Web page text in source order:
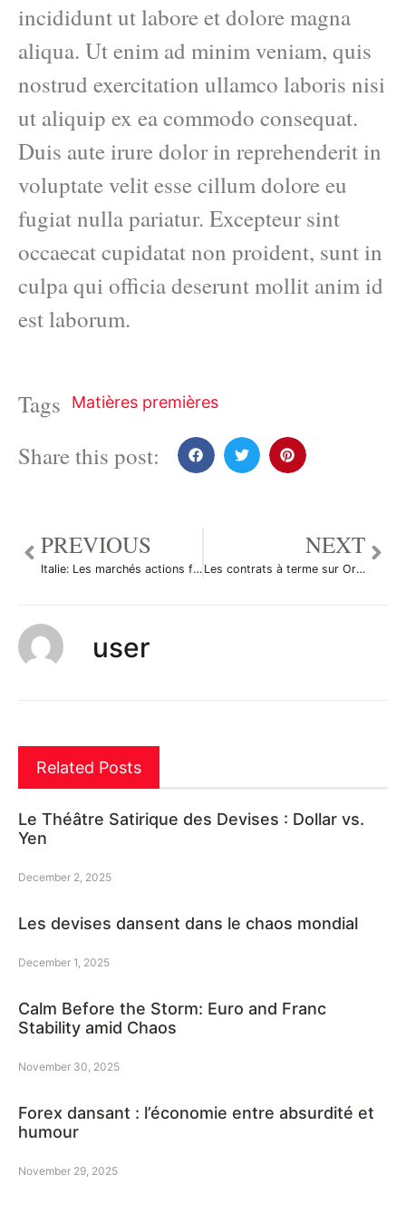
incididunt ut labore et dolore magna
aliqua. Ut enim ad minim veniam, quis
nostrud exercitation ullamco laboris nisi
ut aliquip ex ea commodo consequat.
Duis aute irure dolor in reprehenderit in
voluptate velit esse cillum dolore eu
fugiat nulla pariatur. Excepteur sint
occaecat cupidatat non proident, sunt in
culpa qui officia deserunt mollit anim id
est laborum.
Tags Matières premières
Share this post:
PREVIOUS
Italie: Les marchés actions finissent en hausse; l’indice Investing.com Italie 40 gagne 2,44%
NEXT
Les contrats à terme sur Or ont augmenté durant la séance américaine
user
Related Posts
Le Théâtre Satirique des Devises : Dollar vs.
Yen
December 2, 2025
Les devises dansent dans le chaos mondial
December 1, 2025
Calm Before the Storm: Euro and Franc
Stability amid Chaos
November 30, 2025
Forex dansant : l’économie entre absurdité et
humour
November 29, 2025